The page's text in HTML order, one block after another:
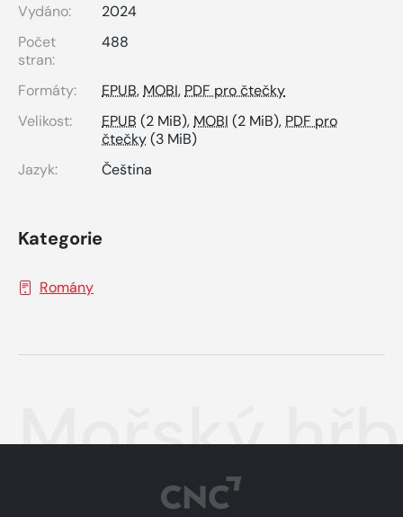
Vydáno:
2024
Počet
stran:
488
Formáty: EPUB, MOBI, PDF pro čtečky
Velikost:
EPUB (2 MiB), MOBI (2 MiB), PDF pro
čtečky(3 MiB)
Jazyk:
Čeština
Kategorie
Romány
Mořský